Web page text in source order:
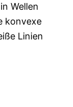
Wellen
konvexe
Linien